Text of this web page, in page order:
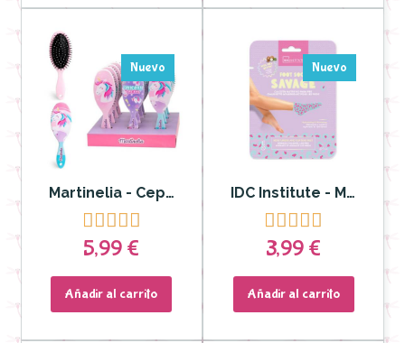
Nuevo
Martinelia - Cepillo no mas nudos Unicornio

5,99 €
Añadir al carrito
Nuevo
IDC Institute - Mascarilla Calcetines nutritivos para pies

3,99 €
Añadir al carrito